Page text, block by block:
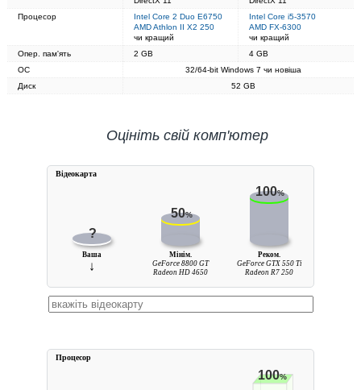
Процесор
Intel Core 2 Duo E6750
AMD Athlon II X2 250
чи кращий
Intel Core i5-3570
AMD FX-6300
чи кращий
Опер. пам'ять
2 GB
4 GB
ОС
32/64-bit Windows 7 чи новіша
Диск
52 GB
Оцініть свій комп'ютер
?
50%
100%
Ваша
↓
Мінім.
GeForce 8800 GT
Radeon HD 4650
Реком.
GeForce GTX 550 Ti
Radeon R7 250
Вiдеокарта
100%
Процесор